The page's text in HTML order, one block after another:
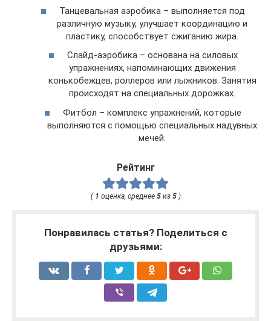
Танцевальная аэробика – выполняется под
различную музыку, улучшает координацию и
пластику, способствует сжиганию жира.
Слайд-аэробика – основана на силовых
упражнениях, напоминающих движения
конькобежцев, роллеров или лыжников. Занятия
происходят на специальных дорожках.
Фитбол – комплекс упражнений, которые
выполняются с помощью специальных надувных
мечей.
Рейтинг
( 1 оценка, среднее 5из 5)
Понравилась статья? Поделиться с
друзьями: